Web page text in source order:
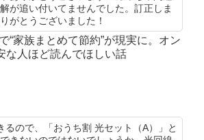
が追い付いてませんでした。訂正しま
がとうございました！
“家族まとめて節約”が現実に。オン
な人ほど読んでほしい話
るので、「おうち割 光セット（A）」と